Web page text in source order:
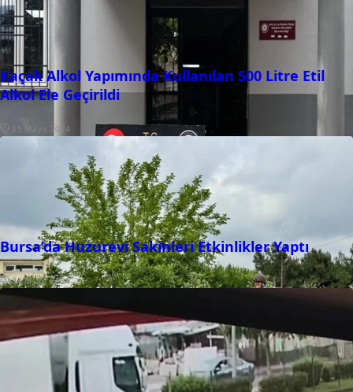
Kaçak Alkol Yapımında Kullanılan 500 Litre Etil
Alkol Ele Geçirildi
25 Mayıs 2024
Bursa’da Huzurevi Sakinleri Etkinlikler Yaptı
24 Mayıs 2024